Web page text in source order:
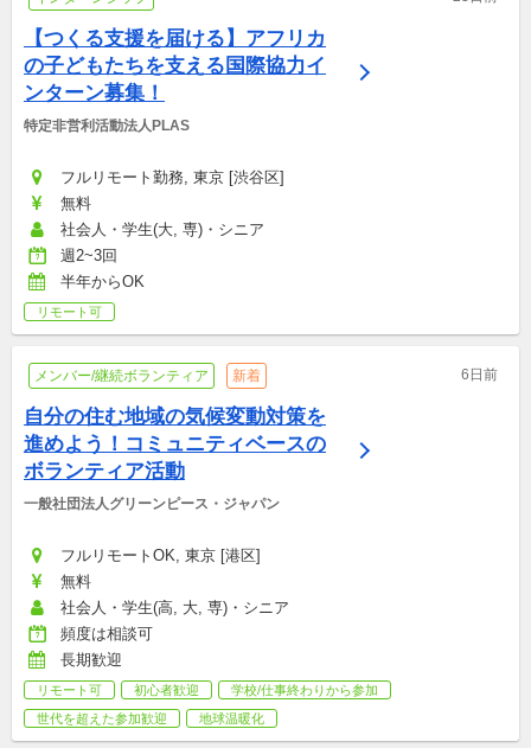
【つくる支援を届ける】アフリカ
の子どもたちを支える国際協力イ
ンターン募集！
特定非営利活動法人PLAS
フルリモート勤務, 東京 [渋谷区]
無料
社会人・学生(大, 専)・シニア
週2~3回
半年からOK
リモート可
メンバー/継続ボランティア 新着 6日前
自分の住む地域の気候変動対策を
進めよう！コミュニティベースの
ボランティア活動
一般社団法人グリーンピース・ジャパン
フルリモートOK, 東京 [港区]
無料
社会人・学生(高, 大, 専)・シニア
頻度は相談可
長期歓迎
リモート可 初心者歓迎
学校/仕事終わりから参加
世代を超えた参加歓迎
地球温暖化